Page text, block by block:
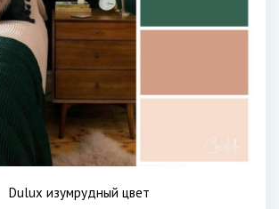
Dulux изумрудный цвет